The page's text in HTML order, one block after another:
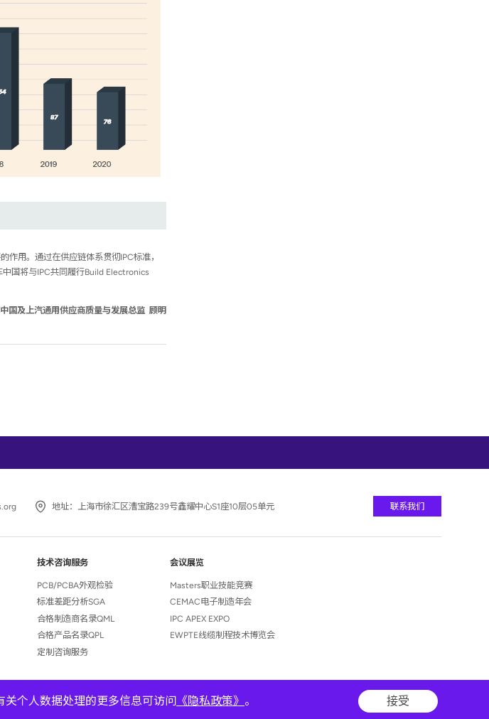
个人数据处理的更多信息可访问 《隐私政策》 。 接受
作用。通过在供应链体系贯彻IPC标准，
国将与IPC共同履行Build Electronics
国及上汽通用供应商质量与发展总监 顾明
地址： 上海市徐汇区漕宝路239号鑫耀中心S1座10层05单元 联系我们
技术咨询服务
PCB/PCBA外观检验
标准差距分析SGA
合格制造商名录QML
合格产品名录QPL
定制咨询服务
会议展览
Masters职业技能竞赛
CEMAC电子制造年会
IPC APEX EXPO
EWPTE线缆制程技术博览会